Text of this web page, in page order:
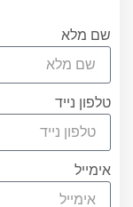
שם מלא
טלפון נייד
אימייל